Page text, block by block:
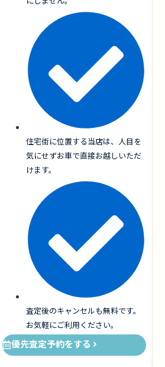
住宅街に位置する当店は、人目を
気にせずお車で直接お越しいただ
けます。
査定後のキャンセルも無料です。
お気軽にご利用ください。
優先査定予約をする